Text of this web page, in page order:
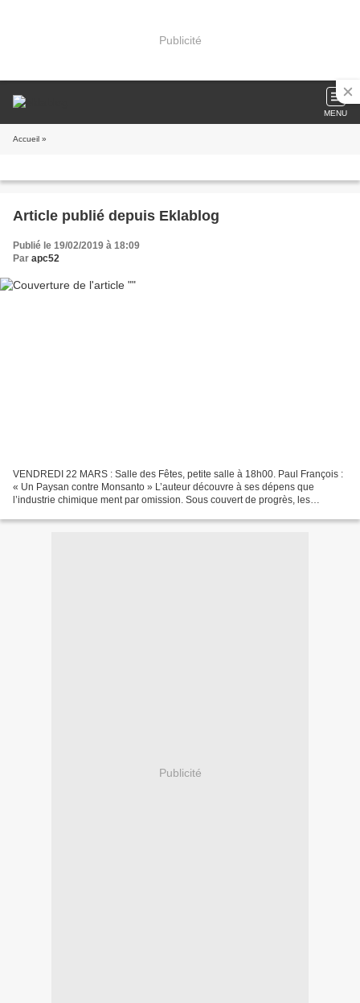
Publicité
MENU
Accueil »
Article publié depuis Eklablog
Publié le 19/02/2019 à 18:09
Par apc52
VENDREDI 22 MARS : Salle des Fêtes, petite salle à 18h00. Paul François :
« Un Paysan contre Monsanto » L’auteur découvre à ses dépens que
l’industrie chimique ment par omission. Sous couvert de progrès, les
Publicité